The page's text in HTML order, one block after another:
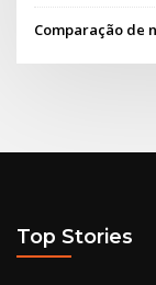
Comparação de
Top Stories